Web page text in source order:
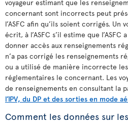
voyageur estimant que les
concernant sont incorrects peut
l’ASFC afin qu’ils soient corrigés. Un
écrit, à l’ASFC s’il estime que
donner accès aux renseignements
n’a pas corrigé les renseignements
ou a utilisé de manière incorrecte
réglementaires le concernant. Les
de renseignements en consultant la
l’IPV, du DP et des sorties en mode
Comment les données sur